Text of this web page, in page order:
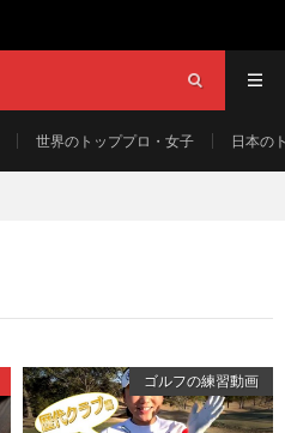
世界のトッププロ・女子 日本の
ゴルフの練習動画